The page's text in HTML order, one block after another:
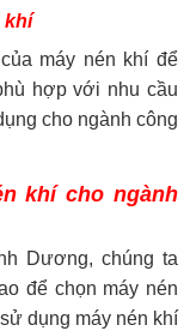
khí
máy nén khí để
hợp với nhu cầu
cho ngành công
khí cho ngành
Dương, chúng ta
để chọn máy nén
dụng máy nén khí